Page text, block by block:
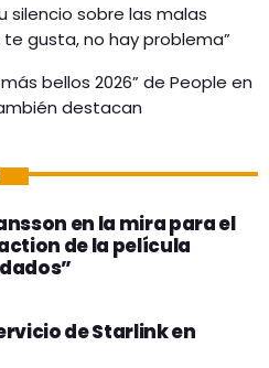
silencio sobre las malas
te gusta, no hay problema”
bellos 2026” de People en
destacan
en la mira para el
de la película
de Starlink en